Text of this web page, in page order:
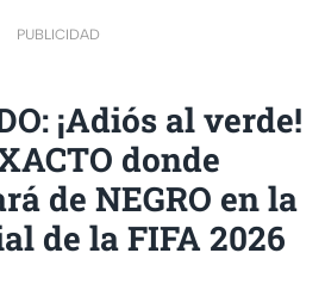
PUBLICIDAD
¡Adiós al verde!
donde
de NEGRO en la
de la FIFA 2026